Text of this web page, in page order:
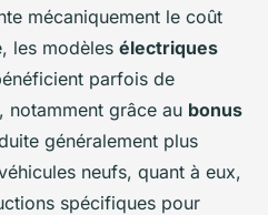
mécaniquement le coût
les modèles électriques
parfois de
notamment grâce au bonus
généralement plus
neufs, quant à eux,
spécifiques pour